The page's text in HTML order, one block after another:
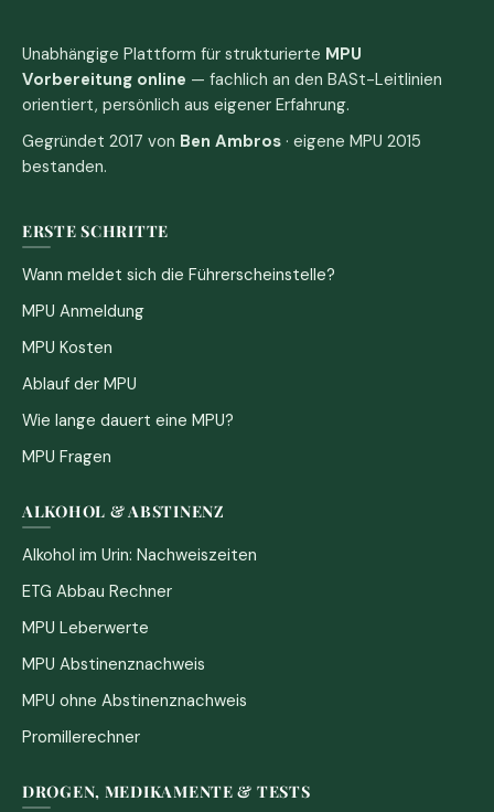
Unabhängige Plattform für strukturierte MPU
Vorbereitung online — fachlich an den BASt-Leitlinien
orientiert, persönlich aus eigener Erfahrung.
Gegründet 2017 von Ben Ambros · eigene MPU 2015
bestanden.
ERSTE SCHRITTE
Wann meldet sich die Führerscheinstelle?
MPU Anmeldung
MPU Kosten
Ablauf der MPU
Wie lange dauert eine MPU?
MPU Fragen
ALKOHOL & ABSTINENZ
Alkohol im Urin: Nachweiszeiten
ETG Abbau Rechner
MPU Leberwerte
MPU Abstinenznachweis
MPU ohne Abstinenznachweis
Promillerechner
DROGEN, MEDIKAMENTE & TESTS